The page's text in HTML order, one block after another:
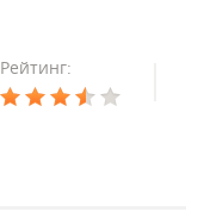
Рейтинг: